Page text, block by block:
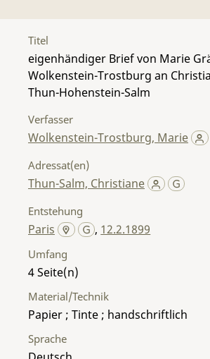
Titel
eigenhändiger Brief von Marie
Wolkenstein-Trostburg an
Thun-Hohenstein-Salm
Verfasser
Wolkenstein-Trostburg, Marie
Adressat(en)
Thun-Salm, Christiane
Entstehung
Paris , 12.2.1899
Umfang
4
Material/Technik
Papier ; Tinte ; handschriftlich
Sprache